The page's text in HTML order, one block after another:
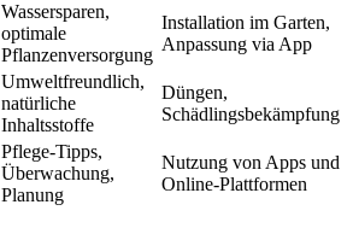
Wassersparen,
optimale
Pflanzenversorgung
Installation im Garten,
Anpassung via App
Umweltfreundlich,
natürliche
Inhaltsstoffe
Düngen,
Schädlingsbekämpfung
Pflege-Tipps,
Überwachung,
Planung
Nutzung von Apps und
Online-Plattformen